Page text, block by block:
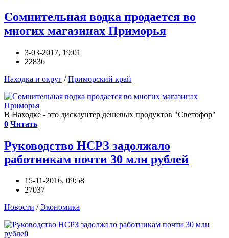
Сомнительная водка продается во
многих магазинах Приморья
3-03-2017, 19:01
22836
Находка и округ /Приморский край
В Находке - это дискаунтер дешевых продуктов "Светофор"
0 Читать
Руководство НСРЗ задолжало
работникам почти 30 млн рублей
15-11-2016, 09:58
27037
Новости /Экономика